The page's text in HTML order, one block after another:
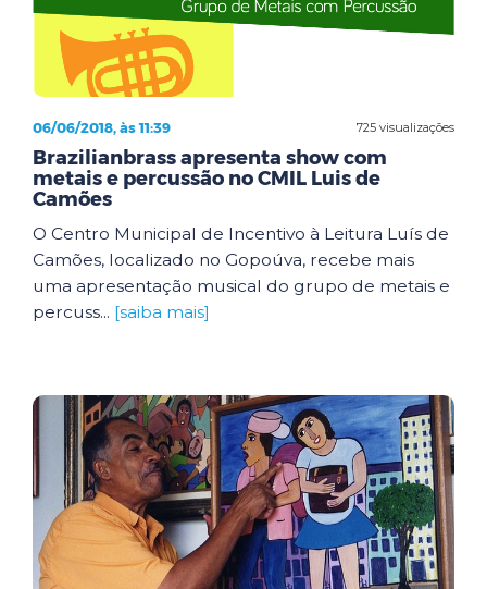
725 visualizações
06/06/2018, às 11:39
Brazilianbrass apresenta show com
metais e percussão no CMIL Luis de
Camões
O Centro Municipal de Incentivo à Leitura Luís de
Camões, localizado no Gopoúva, recebe mais
uma apresentação musical do grupo de metais e
percuss... [saiba mais]